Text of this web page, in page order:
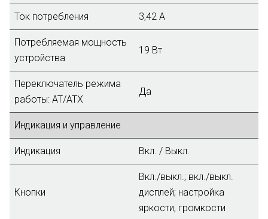
Ток потребления 3,42 A
Потребляемая мощность
устройства
19 Вт
Переключатель режима
работы: AT/ATX
Да
Индикация и управление
Индикация Вкл. / Выкл.
Кнопки
Вкл./выкл.; вкл./выкл.
дисплей; настройка
яркости, громкости